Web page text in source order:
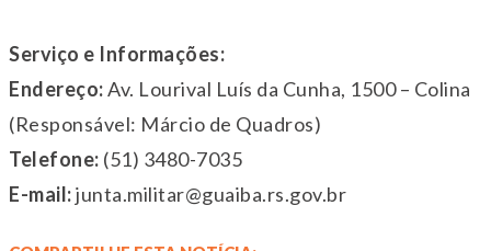
Serviço e Informações:
Endereço:Av. Lourival Luís da Cunha, 1500 – Colina
(Responsável: Márcio de Quadros)
Telefone: (51) 3480-7035
E-mail:junta.militar@guaiba.rs.gov.br